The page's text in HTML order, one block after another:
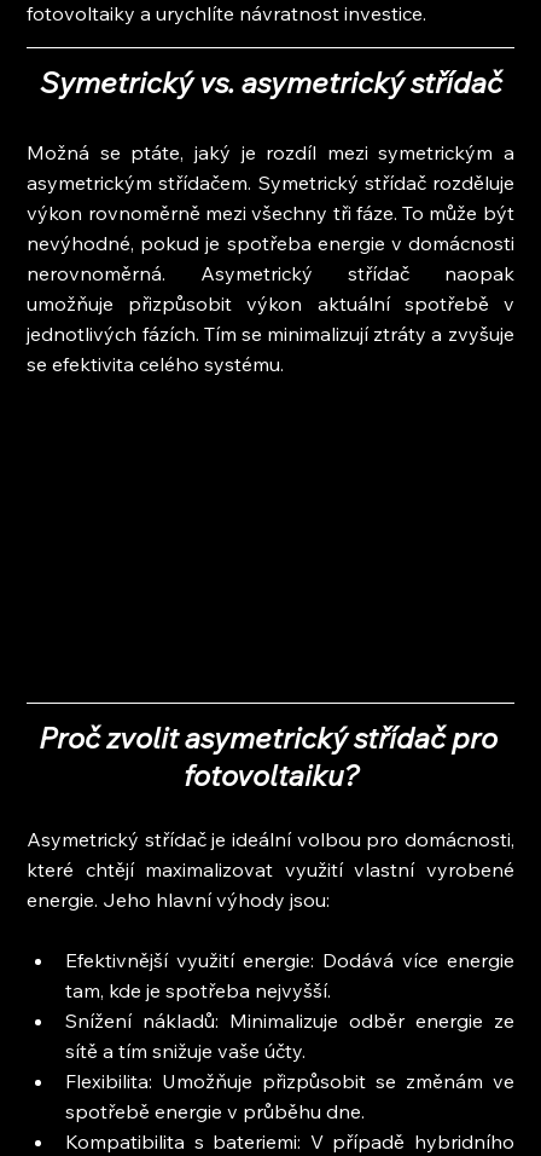
fotovoltaiky a urychlíte návratnost investice.
Symetrický vs. asymetrický střídač
Možná se ptáte, jaký je rozdíl mezi symetrickým a
asymetrickým střídačem. Symetrický střídač rozděluje
výkon rovnoměrně mezi všechny tři fáze. To může být
nevýhodné, pokud je spotřeba energie v domácnosti
nerovnoměrná. Asymetrický střídač naopak
umožňuje přizpůsobit výkon aktuální spotřebě v
jednotlivých fázích. Tím se minimalizují ztráty a zvyšuje
se efektivita celého systému.
Proč zvolit asymetrický střídač pro
fotovoltaiku?
Asymetrický střídač je ideální volbou pro domácnosti,
které chtějí maximalizovat využití vlastní vyrobené
energie. Jeho hlavní výhody jsou:
Efektivnější využití energie: Dodává více energie
tam, kde je spotřeba nejvyšší.
Snížení nákladů: Minimalizuje odběr energie ze
sítě a tím snižuje vaše účty.
Flexibilita: Umožňuje přizpůsobit se změnám ve
spotřebě energie v průběhu dne.
Kompatibilita s bateriemi: V případě hybridního